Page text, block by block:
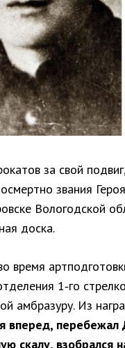
за свой
звания
Вологодской
доска.
время
1‑го
амбразуру. Из
вперед,
скалу, взобрался